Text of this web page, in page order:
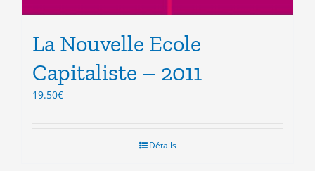
La Nouvelle Ecole
Capitaliste – 2011
19.50€
Détails